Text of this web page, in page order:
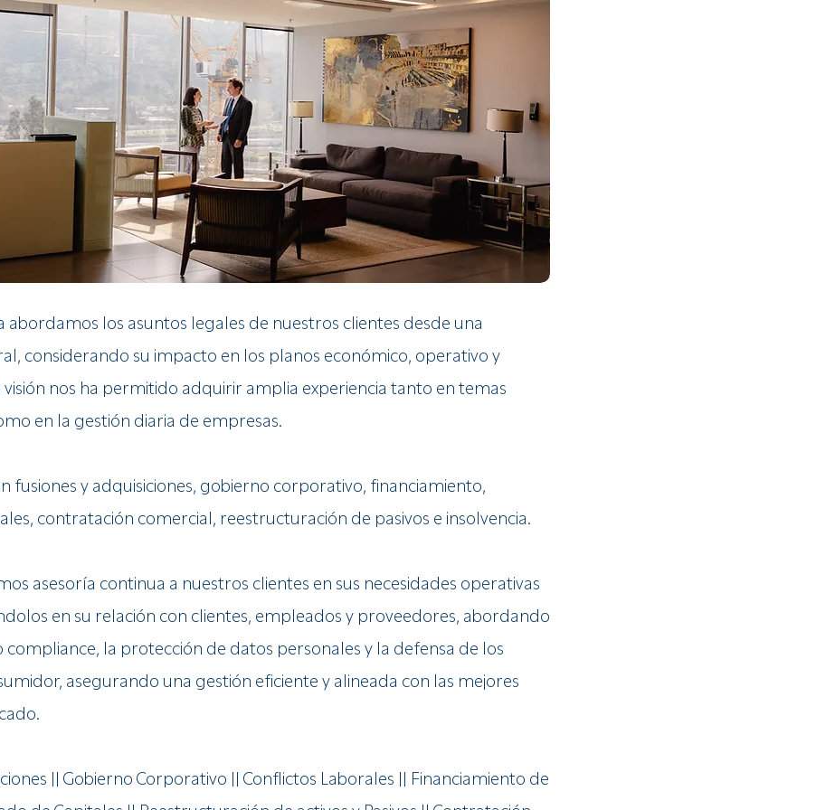
abordamos los asuntos legales de nuestros clientes desde una
considerando su impacto en los planos económico, operativo y
visión nos ha permitido adquirir amplia experiencia tanto en temas
en la gestión diaria de empresas.
fusiones y adquisiciones, gobierno corporativo, financiamiento,
contratación comercial, reestructuración de pasivos e insolvencia.
asesoría continua a nuestros clientes en sus necesidades operativas
en su relación con clientes, empleados y proveedores, abordando
compliance, la protección de datos personales y la defensa de los
asegurando una gestión eficiente y alineada con las mejores
|| Gobierno Corporativo || Conflictos Laborales || Financiamiento de